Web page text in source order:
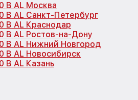
B AL Москва
B AL Санкт-Петербург
B AL Краснодар
B AL Ростов-на-Дону
B AL Нижний Новгород
B AL Новосибирск
B AL Казань